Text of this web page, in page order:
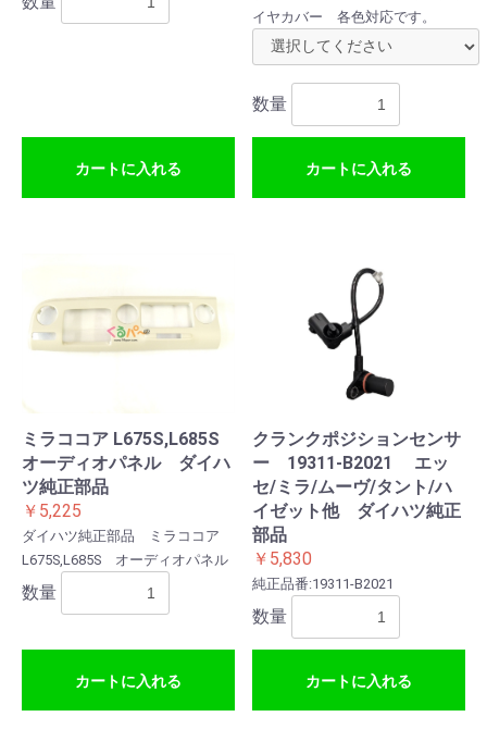
カートに入れる
イヤカバー 各色対応です。
数量
カートに入れる
ミラココア L675S,L685S
オーディオパネル ダイハ
ツ純正部品
￥5,225
ダイハツ純正部品 ミラココア
L675S,L685S オーディオパネル
数量
カートに入れる
クランクポジションセンサ
ー 19311-B2021 エッ
セ/ミラ/ムーヴ/タント/ハ
イゼット他 ダイハツ純正
部品
￥5,830
純正品番:19311-B2021
数量
カートに入れる